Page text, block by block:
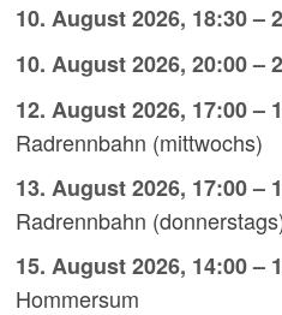
10. August 2026, 18:30–
10. August 2026, 20:00–
12. August 2026, 17:00–
Radrennbahn (mittwochs)
13. August 2026, 17:00–
Radrennbahn
15. August 2026, 14:00–
Hommersum